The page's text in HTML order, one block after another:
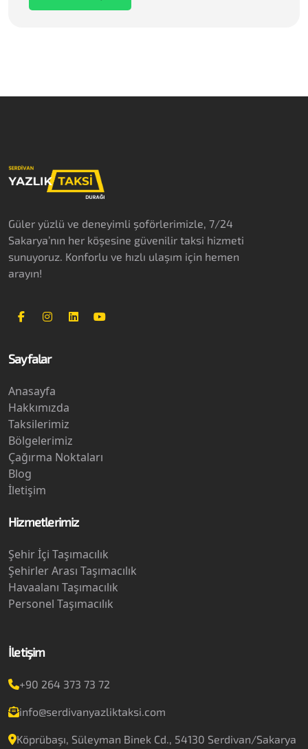
Güler yüzlü ve deneyimli şoförlerimizle, 7/24
Sakarya’nın her köşesine güvenilir taksi hizmeti
sunuyoruz. Konforlu ve hızlı ulaşım için hemen
arayın!
Sayfalar
Anasayfa
Hakkımızda
Taksilerimiz
Bölgelerimiz
Çağırma Noktaları
Blog
İletişim
Hizmetlerimiz
Şehir İçi Taşımacılık
Şehirler Arası Taşımacılık
Havaalanı Taşımacılık
Personel Taşımacılık
İletişim
+90 264 373 73 72
info@serdivanyazliktaksi.com
Köprübaşı, Süleyman Binek Cd., 54130 Serdivan/Sakarya